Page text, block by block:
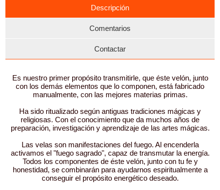
Descripción
Comentarios
Contactar
Es nuestro primer propósito transmitirle, que éste velón, junto
con los demás elementos que lo componen, está fabricado
manualmente, con las mejores materias primas.
Ha sido ritualizado según antiguas tradiciones mágicas y
religiosas. Con el conocimiento que da muchos años de
preparación, investigación y aprendizaje de las artes mágicas.
Las velas son manifestaciones del fuego. Al encenderla
activamos el "fuego sagrado", capaz de transmutar la energía.
Todos los componentes de éste velón, junto con tu fe y
honestidad, se combinarán para ayudarnos espiritualmente a
conseguir el propósito energético deseado.